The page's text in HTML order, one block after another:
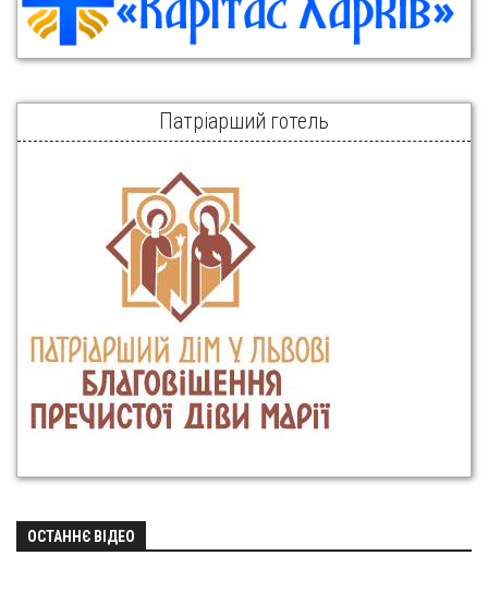
Патріарший готель
ОСТАННЄ ВІДЕО